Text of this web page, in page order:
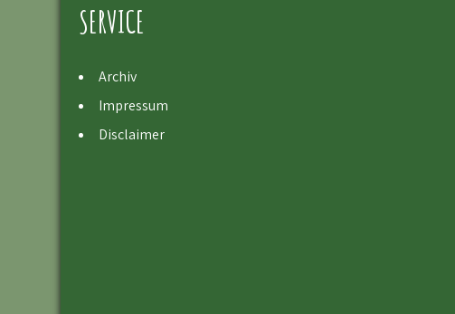
SERVICE
Archiv
Impressum
Disclaimer